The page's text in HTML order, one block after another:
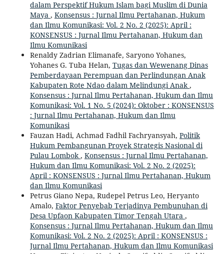
dalam Perspektif Hukum Islam bagi Muslim di Dunia
Maya , Konsensus : Jurnal Ilmu Pertahanan, Hukum
dan Ilmu Komunikasi: Vol. 2 No. 2 (2025): April :
KONSENSUS : Jurnal Ilmu Pertahanan, Hukum dan
Ilmu Komunikasi
Renaldy Zadrian Elimanafe, Saryono Yohanes,
Yohanes G. Tuba Helan, Tugas dan Wewenang Dinas
Pemberdayaan Perempuan dan Perlindungan Anak
Kabupaten Rote Ndao dalam Melindungi Anak ,
Konsensus : Jurnal Ilmu Pertahanan, Hukum dan Ilmu
Komunikasi: Vol. 1 No. 5 (2024): Oktober : KONSENSUS
: Jurnal Ilmu Pertahanan, Hukum dan Ilmu
Komunikasi
Fauzan Hadi, Achmad Fadhil Fachryansyah, Politik
Hukum Pembangunan Proyek Strategis Nasional di
Pulau Lombok , Konsensus : Jurnal Ilmu Pertahanan,
Hukum dan Ilmu Komunikasi: Vol. 2 No. 2 (2025):
April : KONSENSUS : Jurnal Ilmu Pertahanan, Hukum
dan Ilmu Komunikasi
Petrus Giano Nepa, Rudepel Petrus Leo, Heryanto
Amalo, Faktor Penyebab Terjadinya Pembunuhan di
Desa Upfaon Kabupaten Timor Tengah Utara ,
Konsensus : Jurnal Ilmu Pertahanan, Hukum dan Ilmu
Komunikasi: Vol. 2 No. 2 (2025): April : KONSENSUS :
Jurnal Ilmu Pertahanan, Hukum dan Ilmu Komunikasi